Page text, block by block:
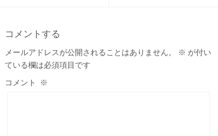
コメントする
メールアドレスが公開されることはありません。 ※ が付い
ている欄は必須項目です
コメント ※